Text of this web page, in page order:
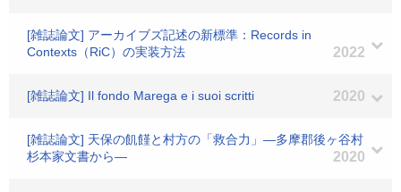
[雑誌論文] アーカイブズ記述の新標準：Records in
Contexts（RiC）の実装方法
2022
[雑誌論文] Il fondo Marega e i suoi scritti 2020
[雑誌論文] 天保の飢饉と村方の「救合力」―多摩郡後ヶ谷村
杉本家文書から―
2020